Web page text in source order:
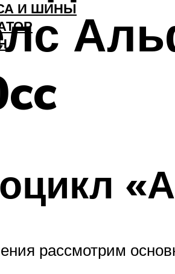
И ШИНЫ
рассмотрим